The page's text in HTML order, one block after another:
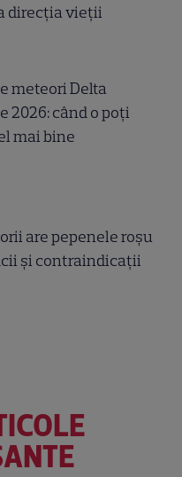
direcția vieții
meteori Delta
2026: când o poți
mai bine
are pepenele roșu
și contraindicații